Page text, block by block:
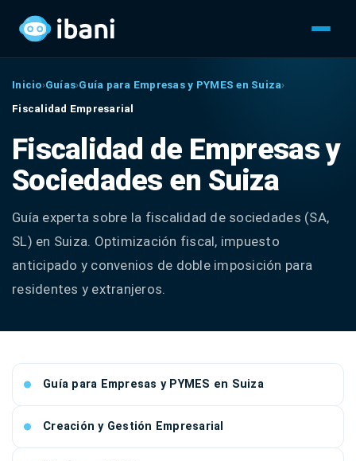
Inicio›Guías›Guía para Empresas y PYMES en Suiza›
Fiscalidad Empresarial
Fiscalidad de Empresas y
Sociedades en Suiza
Guía experta sobre la fiscalidad de sociedades (SA,
SL) en Suiza. Optimización fiscal, impuesto
anticipado y convenios de doble imposición para
residentes y extranjeros.
Guía para Empresas y PYMES en Suiza
Creación y Gestión Empresarial